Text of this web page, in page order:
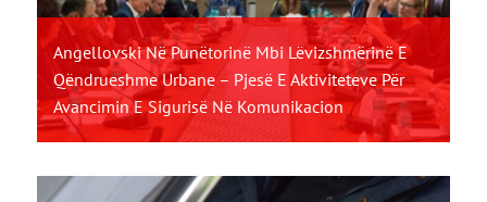
Angellovski Në Punëtorinë Mbi Lëvizshmërinë E
Qëndrueshme Urbane – Pjesë E Aktiviteteve Për
Avancimin E Sigurisë Në Komunikacion